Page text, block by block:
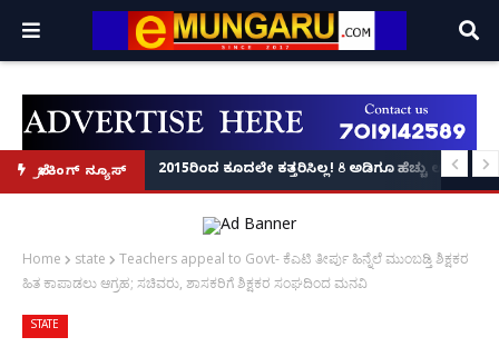
ಬ್ರೇಕಿಂಗ್ ನ್ಯೂಸ್
ಫೋಟೋ ವೈರಲ್!
ತಲವಾರ್ ಹಿಡಿದು ರೌಡಿ ಶೀಟರ್ ದಾಂಧಲೆ: ಸಾರ್ವಜನಿಕರಿಗೆ ಜೀವಬೆದರಿಕೆ ಹಾಕಿದ್ದ ಇಬ್ಬರು
2015ರಿಂದ ಕೂದಲೇ ಕತ್ತರಿಸಿಲ್ಲ! 8 ಅಡಿಗೂ ಹೆಚ್ಚು
Home state
Teachers appeal to Govt- ಕೆಎಟಿ ತೀರ್ಪು ಹಿನ್ನೆಲೆ ಮುಂಬಡ್ತಿ ಶಿಕ್ಷಕರ
ಹಿತ ಕಾಪಾಡಲು ಆಗ್ರಹ; ಸಚಿವರು, ಶಾಸಕರಿಗೆ ಶಿಕ್ಷಕರ ಸಂಘದಿಂದ ಮನವಿ
STATE